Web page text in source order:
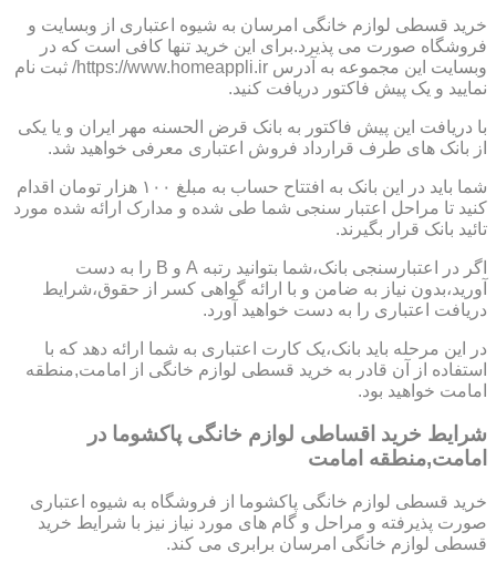
خرید قسطی لوازم خانگی امرسان به شیوه اعتباری از وبسایت و
فروشگاه صورت می پذیرد.برای این خرید تنها کافی است که در
وبسایت این مجموعه به آدرس https://www.homeappli.ir/ ثبت نام
نمایید و یک پیش فاکتور دریافت کنید.
با دریافت این پیش فاکتور به بانک قرض الحسنه مهر ایران و یا یکی
از بانک های طرف قرارداد فروش اعتباری معرفی خواهید شد.
شما باید در این بانک به افتتاح حساب به مبلغ ۱۰۰ هزار تومان اقدام
کنید تا مراحل اعتبار سنجی شما طی شده و مدارک ارائه شده مورد
تائید بانک قرار بگیرند.
اگر در اعتبارسنجی بانک،شما بتوانید رتبه A و B را به دست
آورید،بدون نیاز به ضامن و با ارائه گواهی کسر از حقوق،شرایط
دریافت اعتباری را به دست خواهید آورد.
در این مرحله باید بانک،یک کارت اعتباری به شما ارائه دهد که با
استفاده از آن قادر به خرید قسطی لوازم خانگی از امامت,منطقه
امامت خواهید بود.
شرایط خرید اقساطی لوازم خانگی پاکشوما در
امامت,منطقه امامت
خرید قسطی لوازم خانگی پاکشوما از فروشگاه به شیوه اعتباری
صورت پذیرفته و مراحل و گام های مورد نیاز نیز با شرایط خرید
قسطی لوازم خانگی امرسان برابری می کند.